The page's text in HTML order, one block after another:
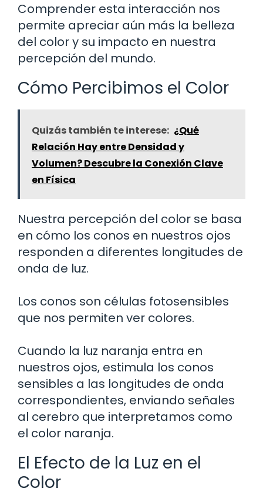
Comprender esta interacción nos
permite apreciar aún más la belleza
del color y su impacto en nuestra
percepción del mundo.
Cómo Percibimos el Color
Quizás también te interese: ¿Qué
Relación Hay entre Densidad y
Volumen? Descubre la Conexión Clave
en Física
Nuestra percepción del color se basa
en cómo los conos en nuestros ojos
responden a diferentes longitudes de
onda de luz.
Los conos son células fotosensibles
que nos permiten ver colores.
Cuando la luz naranja entra en
nuestros ojos, estimula los conos
sensibles a las longitudes de onda
correspondientes, enviando señales
al cerebro que interpretamos como
el color naranja.
El Efecto de la Luz en el
Color